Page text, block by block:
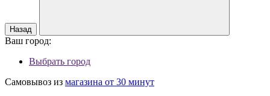
Назад
Ваш город:
Выбрать город
Самовывоз из магазина от 30 минут